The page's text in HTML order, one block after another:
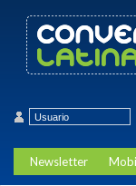
Newsletter